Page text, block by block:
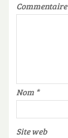
Commentaire
Nom *
Site web